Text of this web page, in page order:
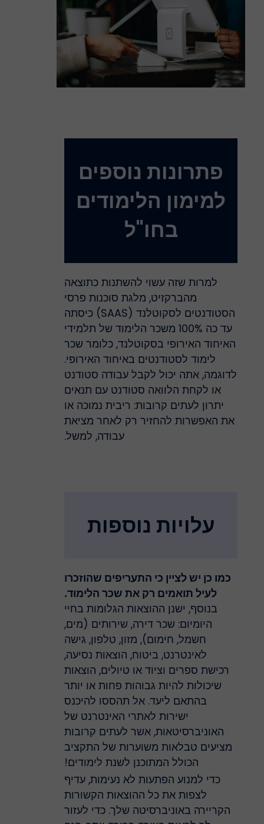
פתרונות נוספים
למימון הלימודים
בחו"ל
למרות שזה עשוי להשתנות כתוצאה
מהברקזיט, מלגת סוכנות פרסי
הסטודנטים לסקוטלנד (SAAS) כיסתה
עד כה 100% משכר הלימוד של תלמידי
האיחוד האירופי בסקוטלנד, כלומר שכר
לימוד לסטודנטים באיחוד האירופי.
לדוגמה, אתה יכול לקבל עבודה סטודנט
או לקחת הלוואה סטודנט עם תנאים
יתרון לעתים קרובות: ריבית נמוכה או
את האפשרות להחזיר רק לאחר מציאת
עבודה, למשל.
עלויות נוספות
כמו כן יש לציין כי התעריפים שהוזכרו
לעיל תואמים רק את שכר הלימוד.
בנוסף, ישנן ההוצאות הגלומות בחיי
היומיום: שכר דירה, שירותים (מים,
חשמל, חימום), מזון, טלפון, גישה
לאינטרנט, ביטוח, הוצאות נסיעה,
רכישת ספרים וציוד או טיולים, הוצאות
שיכולות להיות גבוהות פחות או יותר
בהתאם ליעד. אל תהססו להיכנס
ישירות לאתרי האינטרנט של
האוניברסיטאות, אשר לעתים קרובות
מציעים טבלאות משוערות של התקציב
הכולל המתוכנן לשנת לימודים!
כדי למנוע הפתעות לא נעימות, עדיף
לצפות את כל ההוצאות הקשורות
הקריירה באוניברסיטה שלך. כדי לעזור